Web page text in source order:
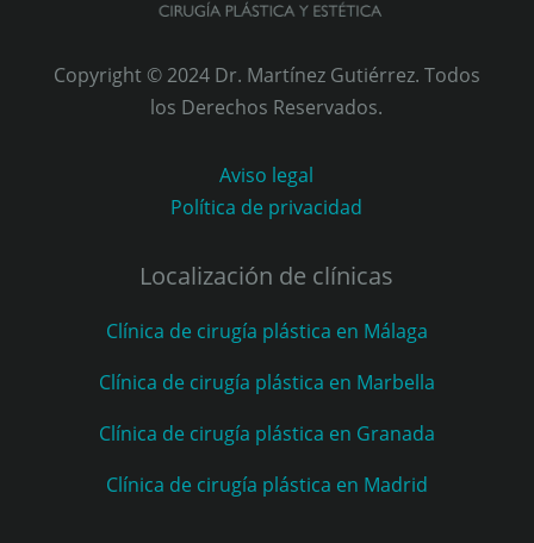
Copyright © 2024 Dr. Martínez Gutiérrez. Todos
los Derechos Reservados.
Aviso legal
Política de privacidad
Localización de clínicas
Clínica de cirugía plástica en Málaga
Clínica de cirugía plástica en Marbella
Clínica de cirugía plástica en Granada
Clínica de cirugía plástica en Madrid